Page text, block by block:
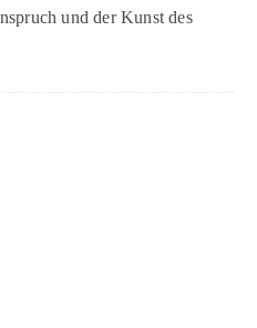
und der Kunst des